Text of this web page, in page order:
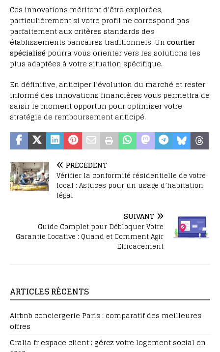
Ces innovations méritent d’être explorées,
particulièrement si votre profil ne correspond pas
parfaitement aux critères standards des
établissements bancaires traditionnels. Un courtier
spécialisé pourra vous orienter vers les solutions les
plus adaptées à votre situation spécifique.
En définitive, anticiper l’évolution du marché et rester
informé des innovations financières vous permettra de
saisir le moment opportun pour optimiser votre
stratégie de remboursement anticipé.
PRÉCÉDENT
Vérifier la conformité résidentielle de votre
local : Astuces pour un usage d’habitation
légal
SUIVANT
Guide Complet pour Débloquer Votre
Garantie Locative : Quand et Comment Agir
Efficacement
ARTICLES RÉCENTS
Airbnb conciergerie Paris : comparatif des meilleures
offres
Oralia fr espace client : gérez votre logement social en